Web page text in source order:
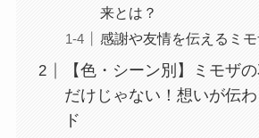
来とは？
感謝や友情を伝えるミ
【色・シーン別】ミモザ
だけじゃない！想いが伝
ド